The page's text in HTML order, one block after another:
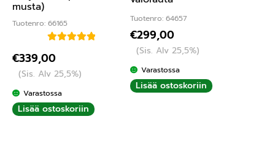
musta)
Tuotenro: 66165
tuotteesta:
5.00/ 5
€339,00
(Sis. Alv 25,5%)
Varastossa
Lisää ostoskoriin
Tuotenro: 64657
€299,00
(Sis. Alv 25,5%)
Varastossa
Lisää ostoskoriin